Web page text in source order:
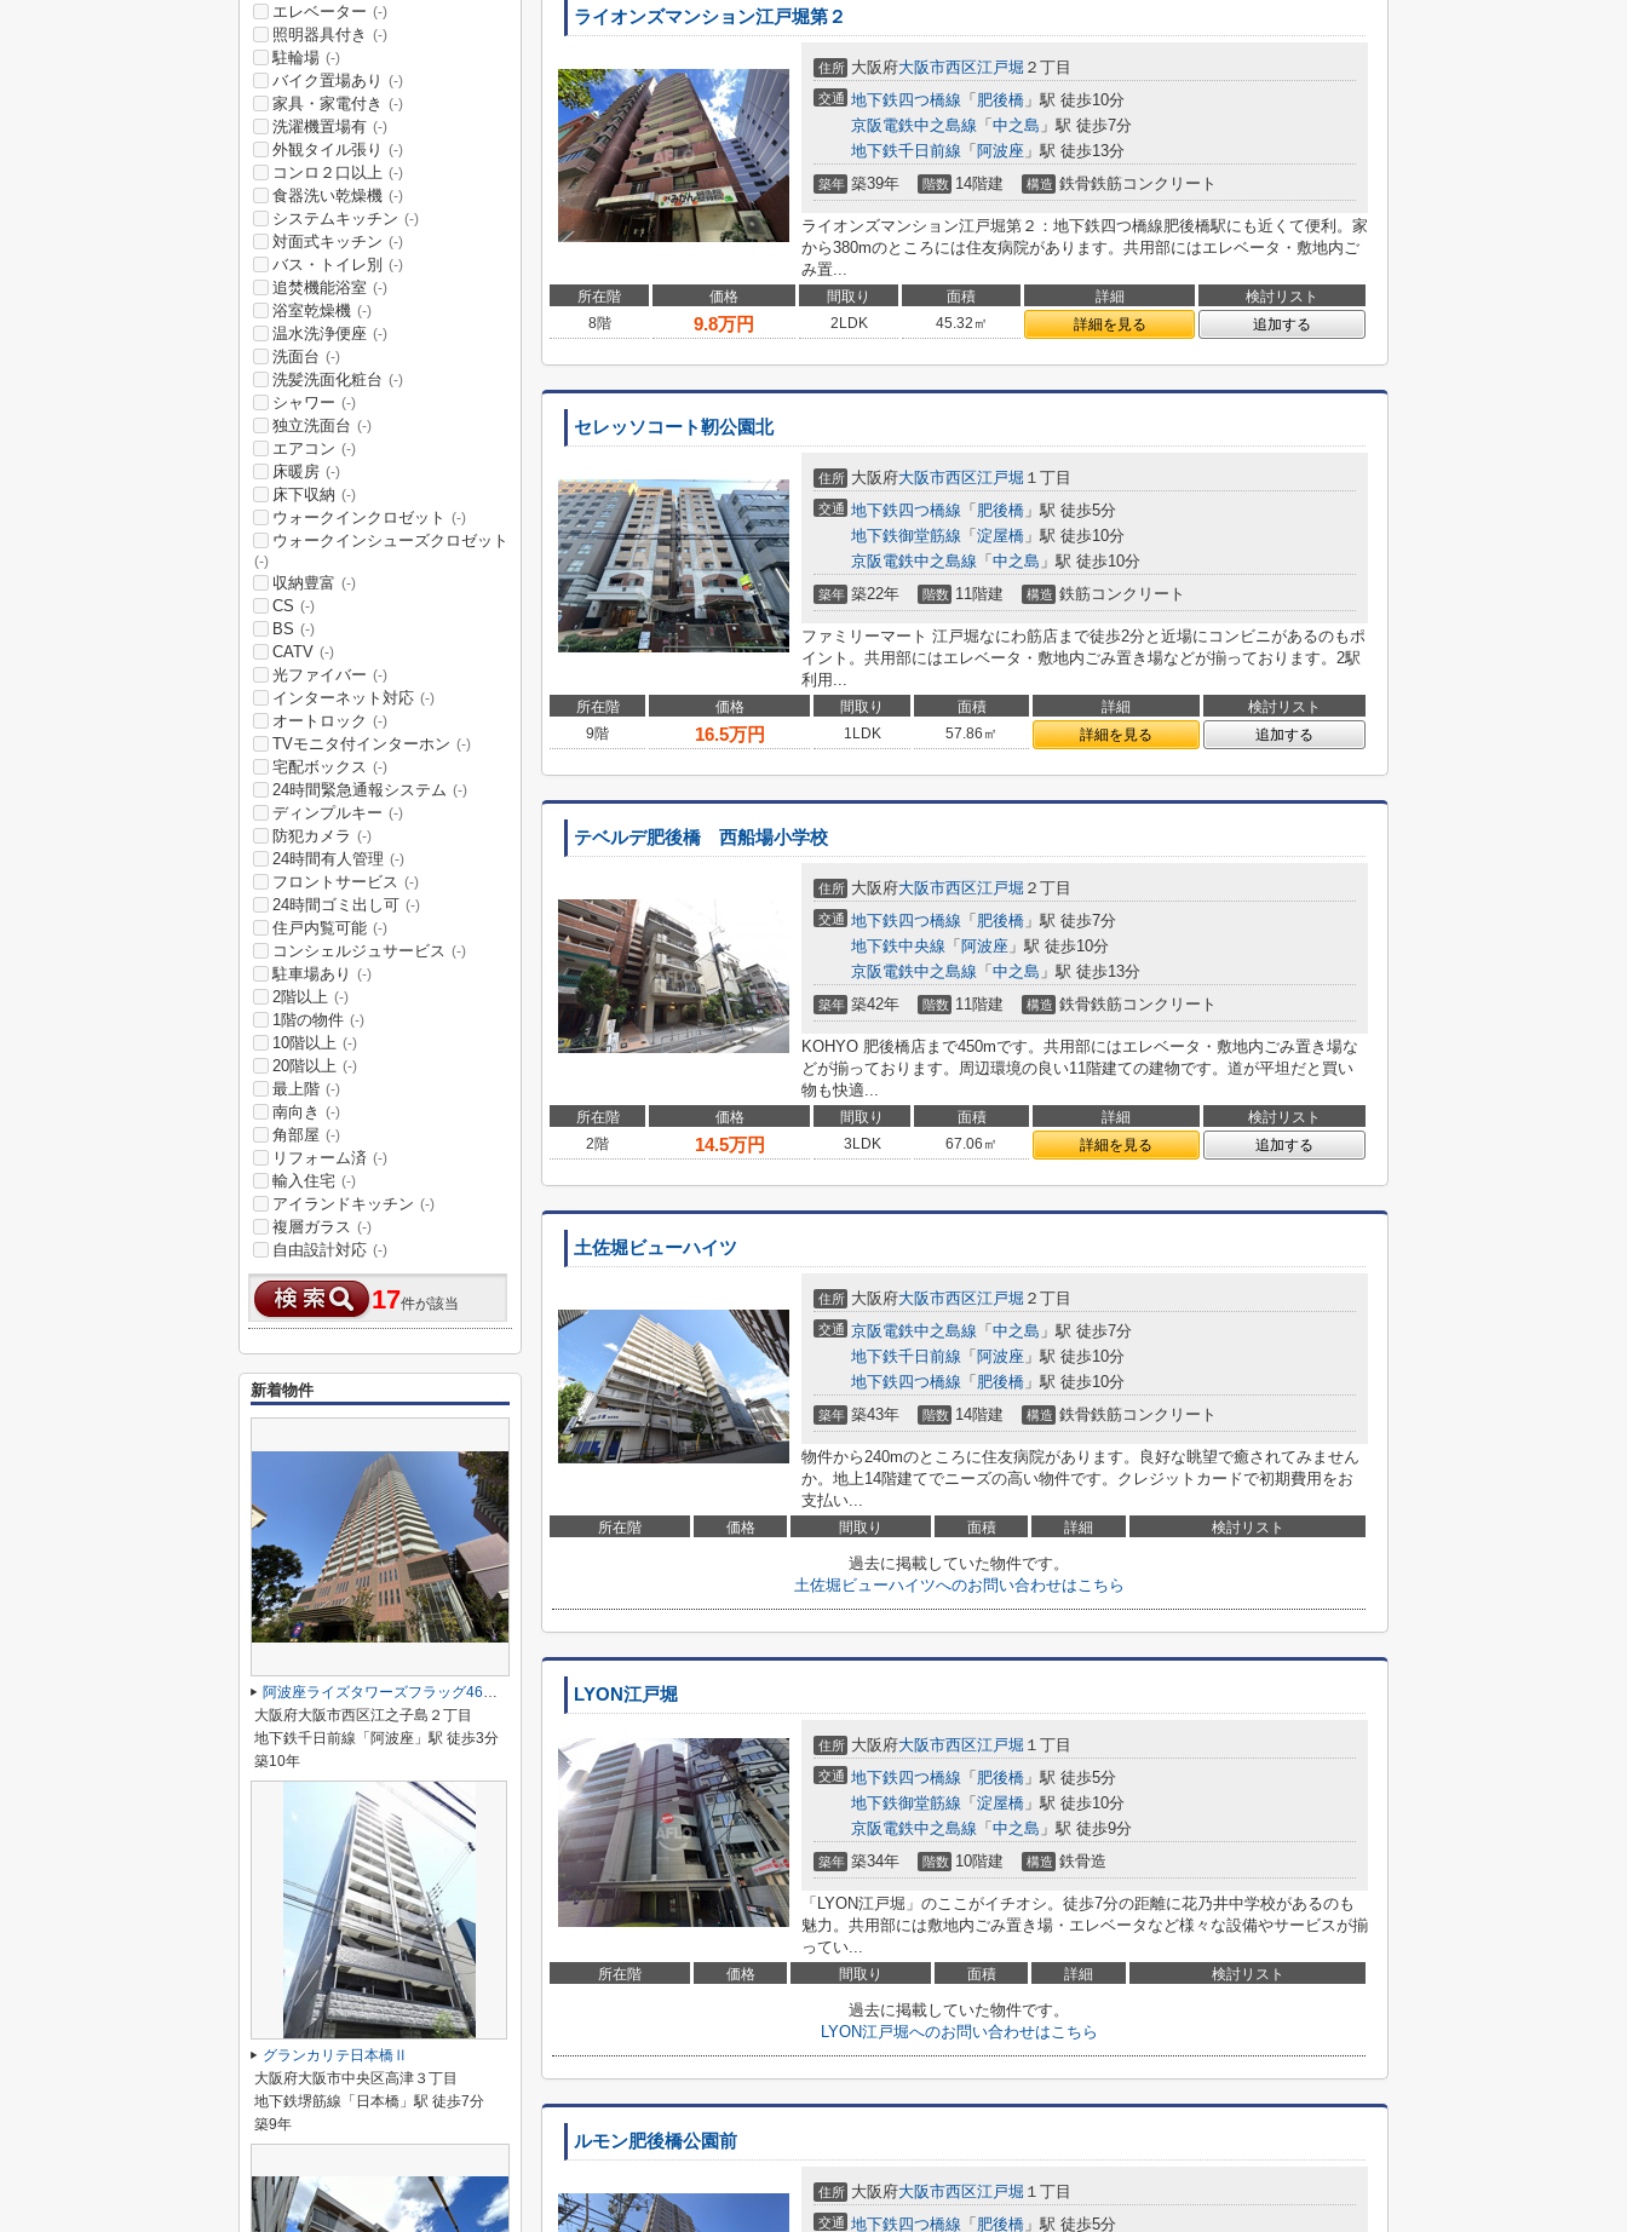
ライオンズマンション江戸堀第２
住所 大阪府大阪市西区江戸堀 ２丁目
交通 地下鉄四つ橋線 「 肥後橋 」駅 徒歩10分
京阪電鉄中之島線 「 中之島 」駅 徒歩7分
地下鉄千日前線 「 阿波座 」駅 徒歩13分
築年 築39年 階数 14階建 構造 鉄骨鉄筋コンクリート
ライオンズマンション江戸堀第２：地下鉄四つ橋線肥後橋駅にも近くて便利。家
から380mのところには住友病院があります。共用部にはエレベータ・敷地内ご
み置...
所在階 価格 間取り 面積 詳細
検討リスト
8階
9.8万円 2LDK 45.32㎡ 詳細を見る 追加する
セレッソコート靭公園北
住所 大阪府大阪市西区江戸堀 １丁目
交通 地下鉄四つ橋線 「 肥後橋 」駅 徒歩5分
地下鉄御堂筋線 「 淀屋橋 」駅 徒歩10分
京阪電鉄中之島線 「 中之島 」駅 徒歩10分
築年 築22年 階数 11階建 構造 鉄筋コンクリート
ファミリーマート 江戸堀なにわ筋店まで徒歩2分と近場にコンビニがあるのもポ
イント。共用部にはエレベータ・敷地内ごみ置き場などが揃っております。2駅
利用...
所在階 価格 間取り 面積 詳細
検討リスト
9階
16.5万円 1LDK 57.86㎡ 詳細を見る 追加する
テベルデ肥後橋 西船場小学校
住所 大阪府大阪市西区江戸堀 ２丁目
交通 地下鉄四つ橋線 「 肥後橋 」駅 徒歩7分
地下鉄中央線 「 阿波座 」駅 徒歩10分
京阪電鉄中之島線 「 中之島 」駅 徒歩13分
築年 築42年 階数 11階建 構造 鉄骨鉄筋コンクリート
KOHYO 肥後橋店まで450mです。共用部にはエレベータ・敷地内ごみ置き場な
どが揃っております。周辺環境の良い11階建ての建物です。道が平坦だと買い
物も快適...
所在階 価格 間取り 面積 詳細
検討リスト
2階
14.5万円 3LDK 67.06㎡ 詳細を見る 追加する
土佐堀ビューハイツ
住所 大阪府大阪市西区江戸堀 ２丁目
交通 京阪電鉄中之島線 「 中之島 」駅 徒歩7分
地下鉄千日前線 「 阿波座 」駅 徒歩10分
地下鉄四つ橋線 「 肥後橋 」駅 徒歩10分
築年 築43年 階数 14階建 構造 鉄骨鉄筋コンクリート
物件から240mのところに住友病院があります。良好な眺望で癒されてみません
か。地上14階建てでニーズの高い物件です。クレジットカードで初期費用をお
支払い...
所在階 価格 間取り 面積 詳細 検討リスト
過去に掲載していた物件です。
土佐堀ビューハイツへのお問い合わせはこちら
LYON江戸堀
住所 大阪府大阪市西区江戸堀 １丁目
交通 地下鉄四つ橋線 「 肥後橋 」駅 徒歩5分
地下鉄御堂筋線 「 淀屋橋 」駅 徒歩10分
京阪電鉄中之島線 「 中之島 」駅 徒歩9分
築年 築34年 階数 10階建 構造 鉄骨造
「LYON江戸堀」のここがイチオシ。徒歩7分の距離に花乃井中学校があるのも
魅力。共用部には敷地内ごみ置き場・エレベータなど様々な設備やサービスが揃
ってい...
所在階 価格 間取り 面積 詳細 検討リスト
過去に掲載していた物件です。
LYON江戸堀へのお問い合わせはこちら
ルモン肥後橋公園前
住所 大阪府大阪市西区江戸堀 １丁目
交通 地下鉄四つ橋線 「 肥後橋 」駅 徒歩5分
エレベーター (-)
照明器具付き (-)
駐輪場 (-)
バイク置場あり (-)
家具・家電付き (-)
洗濯機置場有 (-)
外観タイル張り (-)
コンロ２口以上 (-)
食器洗い乾燥機 (-)
システムキッチン (-)
対面式キッチン (-)
バス・トイレ別 (-)
追焚機能浴室 (-)
浴室乾燥機 (-)
温水洗浄便座 (-)
洗面台 (-)
洗髪洗面化粧台 (-)
シャワー (-)
独立洗面台 (-)
エアコン (-)
床暖房 (-)
床下収納 (-)
ウォークインクロゼット (-)
ウォークインシューズクロゼット
(-)
収納豊富 (-)
CS (-)
BS (-)
CATV (-)
光ファイバー (-)
インターネット対応 (-)
オートロック (-)
TVモニタ付インターホン (-)
宅配ボックス (-)
24時間緊急通報システム (-)
ディンプルキー (-)
防犯カメラ (-)
24時間有人管理 (-)
フロントサービス (-)
24時間ゴミ出し可 (-)
住戸内覧可能 (-)
コンシェルジュサービス (-)
駐車場あり (-)
2階以上 (-)
1階の物件 (-)
10階以上 (-)
20階以上 (-)
最上階 (-)
南向き (-)
角部屋 (-)
リフォーム済 (-)
輸入住宅 (-)
アイランドキッチン (-)
複層ガラス (-)
自由設計対応 (-)
17件が該当
新着物件
阿波座ライズタワーズフラッグ46 ＯＭＰタワー
大阪府大阪市西区江之子島２丁目
地下鉄千日前線「阿波座」駅 徒歩3分
築10年
グランカリテ日本橋Ⅱ
大阪府大阪市中央区高津３丁目
地下鉄堺筋線「日本橋」駅 徒歩7分
築9年